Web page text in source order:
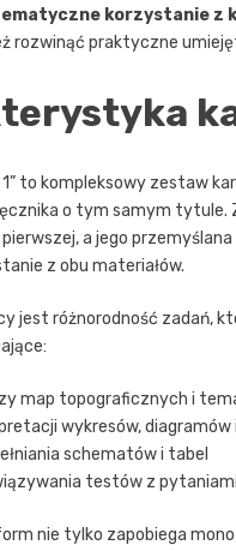
korzystanie z
rozwinąć praktyczne
1” to kompleksowy zestaw
o tym samym
a jego
z obu materiałów.
jest różnorodność zadań,
map topograficznych i
wykresów,
schematów i tabel
testów z
nie tylko zapobiega